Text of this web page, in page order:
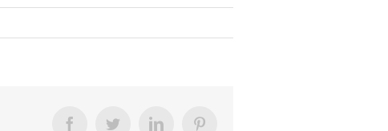
FacebookTwitterLinkedIn